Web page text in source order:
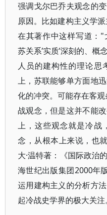
强调戈尔巴乔夫观念的
原因。比如建构主义学
在其著作中这样写道：
苏关系’实质’深刻的、概
人员的建构性的理论思
上，苏联能够单方面地
化的冲突。可能存在客观
战观念，但是这并不能
上，这些观念就是冷战
念，从根本上来说，也
大·温特著：《国际政治
海世纪出版集团2000年
运用建构主义的分析方
起冷战史学界的极大关注。